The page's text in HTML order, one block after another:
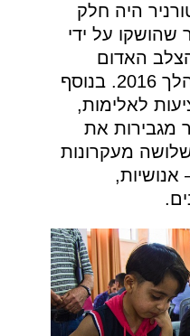
היה חלק
שהושקו על ידי
האדום
(ICRC) בירושלים במהלך 2016. בנוסף
לאלימות,
מגבירות את
מעקרונות